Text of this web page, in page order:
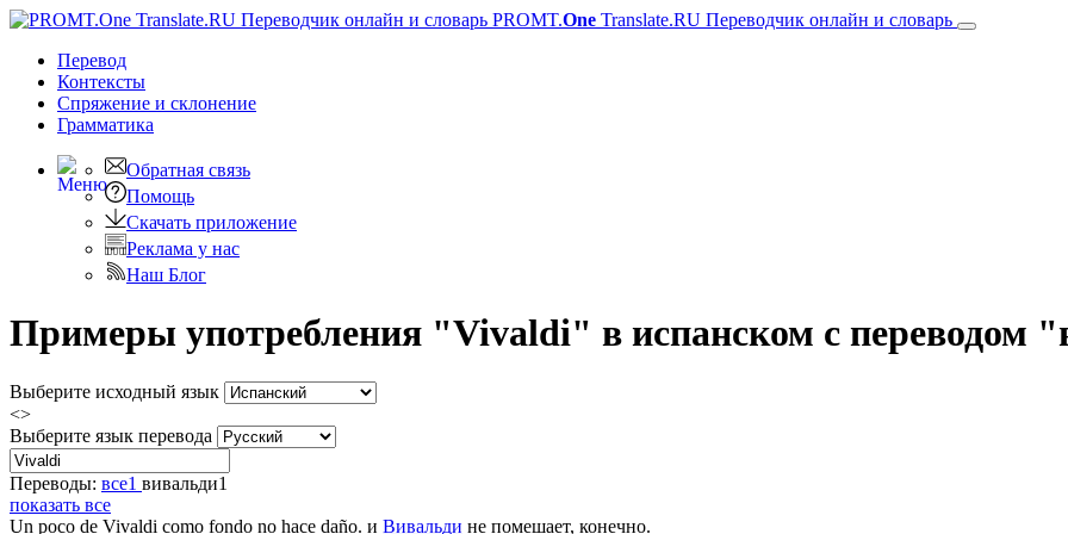
PROMT.One Translate.RU Переводчик онлайн и словарь
Перевод
Контексты
Спряжение и склонение
Грамматика
Обратная связь
Помощь
Скачать приложение
Реклама у нас
Наш Блог
Примеры употребления "Vivaldi" в испанском с переводом
Выберите исходный язык
<>
Выберите язык перевода
Переводы: все1 вивальди1
показать все
Un poco de Vivaldi como fondo no hace daño. и Вивальди не помешает, конечно.